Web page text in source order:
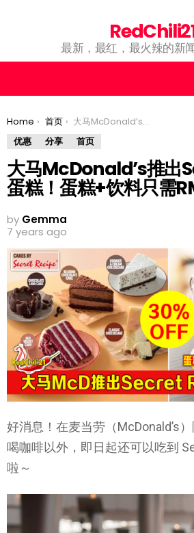
最新，最红，最火辣的新
You are here:
Home 首页
大马McDonald’s推出Secret Recipe蛋糕！蛋糕+饮料只需RM12.99！
优惠
分享 首页
大马McDonald’s推出
蛋糕！蛋糕+饮料只需
by Gemma
7 years ago
好消息！在麦当劳（McDonald’s
喝咖啡以外，即日起还可以吃到
啦～